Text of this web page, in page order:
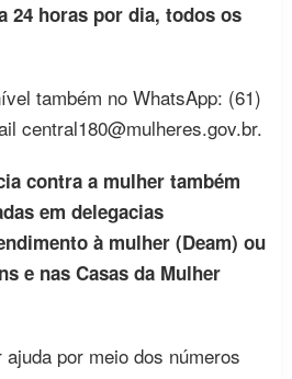
24 horas por dia, todos os
também no WhatsApp: (61)
central180@mulheres.gov.br.
contra a mulher também
em delegacias
à mulher (Deam) ou
e nas Casas da Mulher
por meio dos números